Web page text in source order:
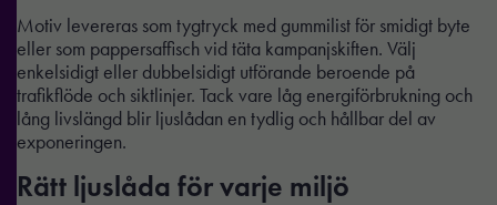
Motiv levereras som tygtryck med gummilist för smidigt byte
eller som pappersaffisch vid täta kampanjskiften. Välj
enkelsidigt eller dubbelsidigt utförande beroende på
trafikflöde och siktlinjer. Tack vare låg energiförbrukning och
lång livslängd blir ljuslådan en tydlig och hållbar del av
exponeringen.
Rätt ljuslåda för varje miljö